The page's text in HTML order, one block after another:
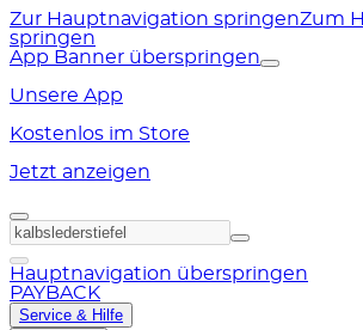
Zur Hauptnavigation springenZum
springen
App Banner überspringen
Unsere App
Kostenlos im Store
Jetzt anzeigen
Hauptnavigation überspringen
PAYBACK
Service & Hilfe